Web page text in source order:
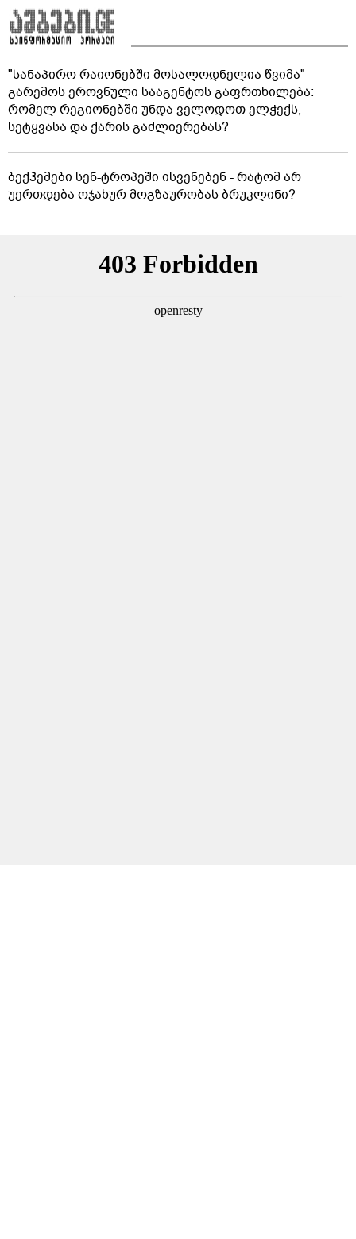
"სანაპირო რაიონებში მოსალოდნელია წვიმა" -
გარემოს ეროვნული სააგენტოს გაფრთხილება:
რომელ რეგიონებში უნდა ველოდოთ ელჭექს,
სეტყვასა და ქარის გაძლიერებას?
ბექჰემები სენ-ტროპეში ისვენებენ - რატომ არ
უერთდება ოჯახურ მოგზაურობას ბრუკლინი?